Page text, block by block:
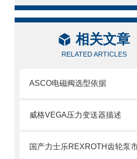
相关文章
RELATED ARTICLES
ASCO电磁阀选型依据
威格VEGA压力变送器描述